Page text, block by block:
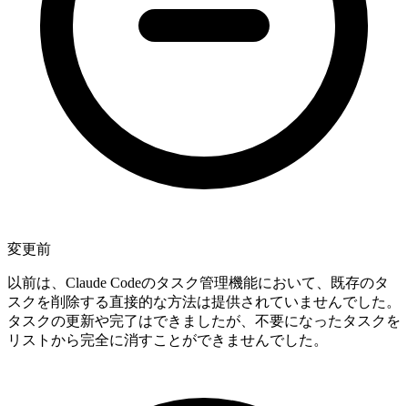
変更前
以前は、Claude Codeのタスク管理機能において、既存のタ
スクを削除する直接的な方法は提供されていませんでした。
タスクの更新や完了はできましたが、不要になったタスクを
リストから完全に消すことができませんでした。